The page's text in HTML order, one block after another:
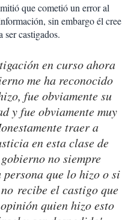
que cometió un error al
sin embargo él cree
ser castigados.
en curso ahora
me ha reconocido
fue obviamente su
y fue obviamente muy
traer a
en esta clase de
no siempre
que lo hizo o si
recibe el castigo que
quien hizo esto